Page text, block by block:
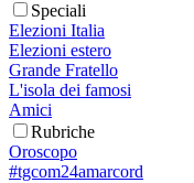
Speciali
Elezioni Italia
Elezioni estero
Grande Fratello
L'isola dei famosi
Amici
Rubriche
Oroscopo
#tgcom24amarcord